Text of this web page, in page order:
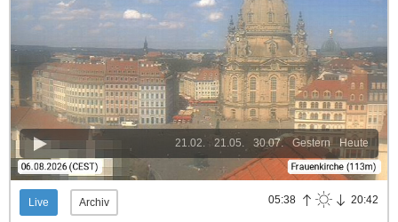
Heute
Gestern
30.07.
21.05.
21.02.
Live Archiv 05:38 20:42